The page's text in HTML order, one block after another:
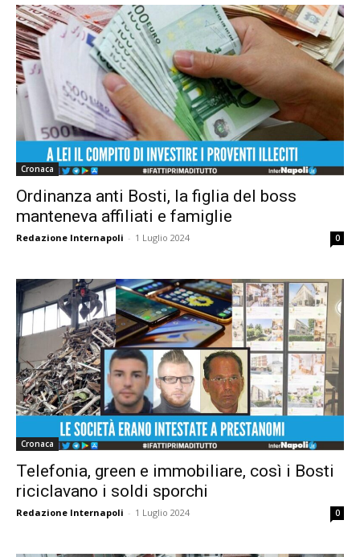
Cronaca
Ordinanza anti Bosti, la figlia del boss
manteneva affiliati e famiglie
Redazione Internapoli - 1 Luglio 2024 0
Cronaca
Telefonia, green e immobiliare, così i Bosti
riciclavano i soldi sporchi
Redazione Internapoli - 1 Luglio 2024 0